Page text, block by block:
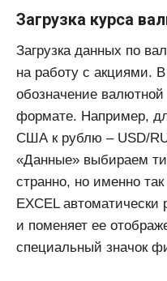
Загрузка курса
Загрузка данных по
на работу с акциями.
обозначение
формате. Например,
США к рублю – USD/
«Данные» выбираем
странно, но именно
EXCEL автоматически
и поменяет ее
специальный значок